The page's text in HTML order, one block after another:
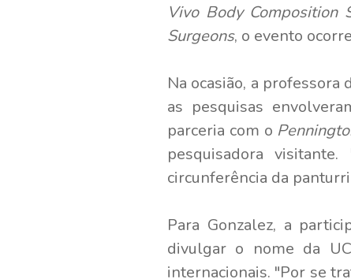
Vivo Body Composition
Surgeons, o evento
Na ocasião, a
as pesquisas
parceria com o
pesquisadora
circunferência da
Para Gonzalez, a
divulgar o nome da
internacionais. "Por se